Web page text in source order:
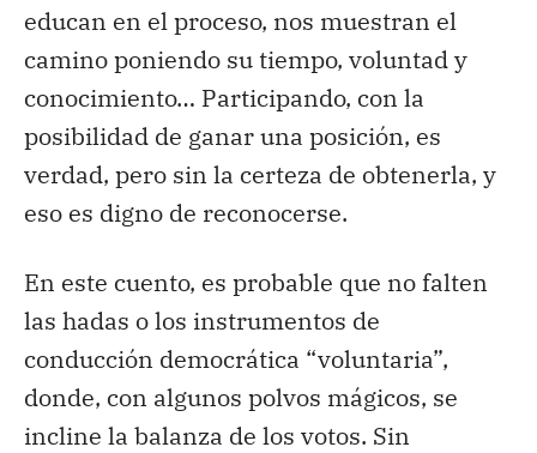
educan en el proceso, nos muestran el
camino poniendo su tiempo, voluntad y
conocimiento… Participando, con la
posibilidad de ganar una posición, es
verdad, pero sin la certeza de obtenerla, y
eso es digno de reconocerse.
En este cuento, es probable que no falten
las hadas o los instrumentos de
conducción democrática “voluntaria”,
donde, con algunos polvos mágicos, se
incline la balanza de los votos. Sin